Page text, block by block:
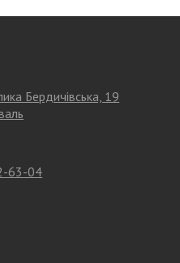
Бердичівська, 19
63-04